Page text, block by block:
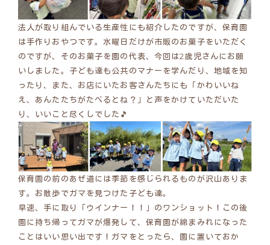
法人が取り組んでいる生産性にも紹介したのですが、保育園
は手作りおやつです。水曜日だけが市販のお菓子をいただく
のですが、そのお菓子を園の代表、今回は2歳児さんにお願
いしました。子ども達も公共のマナーを学んだり、地域を知
ったり、また、お店にいたお客さんたちにも「かわいいね
え、あんたたちがたべるとね？」と声をかけていただいた
り、いいこと尽くしでした🎵
保育園の前のあぜ道には季節を感じられるものが沢山ありま
す。お散歩でガマを見つけた子ども達。
早速、手に取り「ウインナー！！」のワンショット！この後
園に持ち帰ってガマが爆発して、保育園が綿まみれになった
ことはいい思い出です！ガマをとったら、園に置いておか